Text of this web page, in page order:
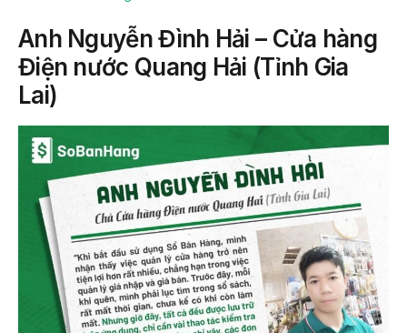
Anh Nguyễn Đình Hải – Cửa hàng
Điện nước Quang Hải (Tỉnh Gia
Lai)